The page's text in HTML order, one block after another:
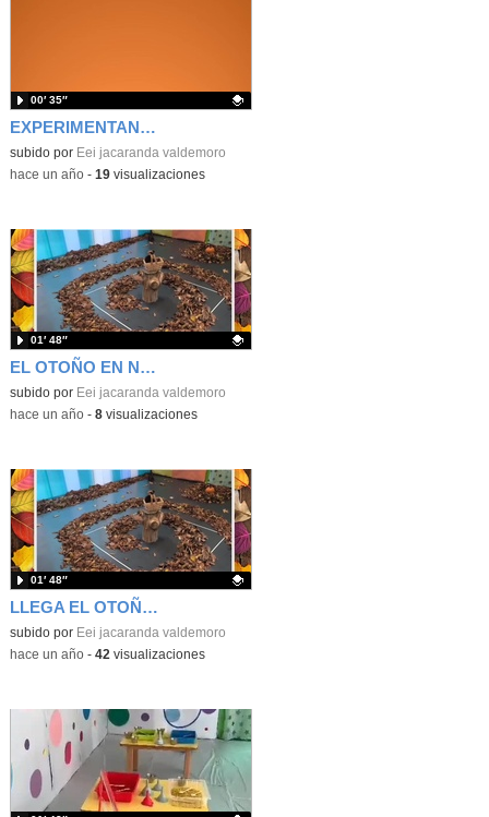
EXPERIMENTANDO CON ELEMENTOS DEL OTOÑO
Contenido educativo.
subido por Eei jacaranda valdemoro
00′ 35″
-hace un año- 19visualizaciones
EL OTOÑO EN NUESTRA ESCUELA
Contenido educativo.
subido por Eei jacaranda valdemoro
01′ 48″
-hace un año- 8visualizaciones
LLEGA EL OTOÑO A NUESTRA ESCUELA
Contenido educativo.
subido por Eei jacaranda valdemoro
01′ 48″
-hace un año- 42 visualizaciones